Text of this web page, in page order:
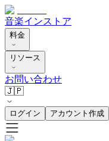
音楽インストア
料金
リソース
お問い合わせ
🇯🇵
ログイン アカウント作成